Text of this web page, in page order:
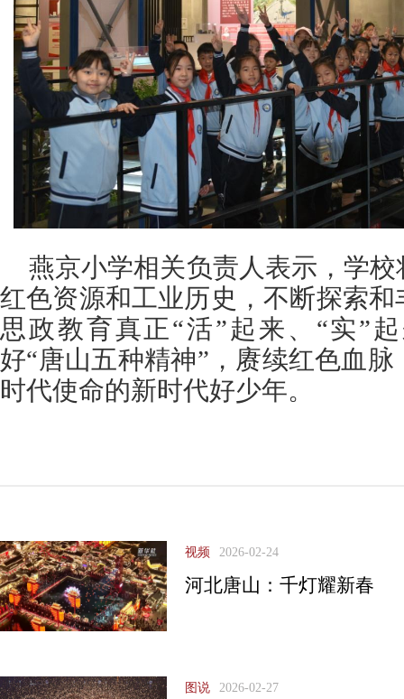
燕京小学相关负责人表示，学
红色资源和工业历史，不断探索
思政教育真正“活”起来、“实”
好“唐山五种精神”，赓续红色血
时代使命的新时代好少年。
视频 2026-02-24
河北唐山：千灯耀新春
图说 2026-02-27